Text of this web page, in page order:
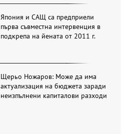
Япония и САЩ са предприели
първа съвместна интервенция в
подкрепа на йената от 2011 г.
Щерьо Ножаров: Може да има
актуализация на бюджета заради
неизпълнени капиталови разходи